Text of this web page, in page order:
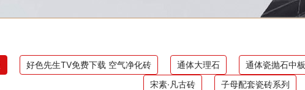
好色先生TV免费下载 空气净化砖 通体大理石 通体瓷抛石中板
宋素·凡古砖
子母配套瓷砖系列